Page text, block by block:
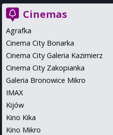
Cinemas
Agrafka
Cinema City Bonarka
Cinema City Galeria Kazimierz
Cinema City Zakopianka
Galeria Bronowice Mikro
IMAX
Kijów
Kino Kika
Kino Mikro